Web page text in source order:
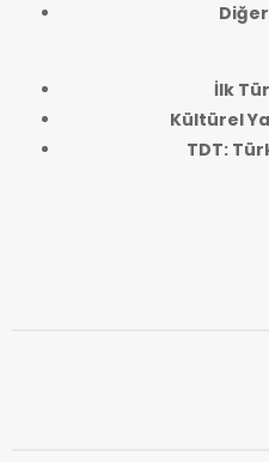
İlk
Kültürel
TDT: